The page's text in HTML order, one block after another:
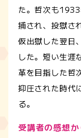
た。哲次も
捕され、投獄さ
仮出獄した翌
した。短い生涯
革を目指した哲
抑圧された時代
る。
受講者の感想か